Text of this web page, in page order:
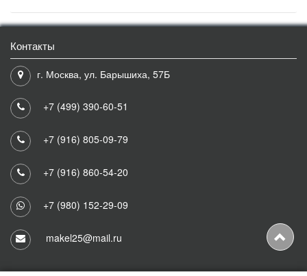
Контакты
г. Москва, ул. Барышиха, 57Б
+7 (499) 390-60-51
+7 (916) 805-09-79
+7 (916) 860-54-20
+7 (980) 152-29-09
makel25@mail.ru